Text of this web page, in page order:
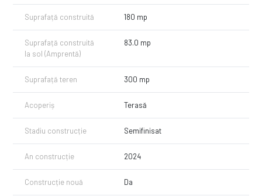
Comision 0%
Pentru mai multe detalii sau pentru a programa o vizionare, nu ezitați
să mă contactați. Proprietatea poate fi vizitată la cerere.
ℹ️Buget insuficient? La HABITAT Brokers ai serviciu de finanțare inclus:
Identificăm tipul de credit ideal.
Depunem dosarul și stăm în legătură cu banca până la aprobare.
Totul cu ZERO costuri suplimentare.
Suprafață construită 180 mp
Suprafață construită
la sol (Amprentă)
83.0 mp
Suprafață teren 300 mp
Acoperiș Terasă
Stadiu construcție Semifinisat
An construcție 2024
Construcție nouă Da